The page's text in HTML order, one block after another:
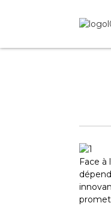
Face à